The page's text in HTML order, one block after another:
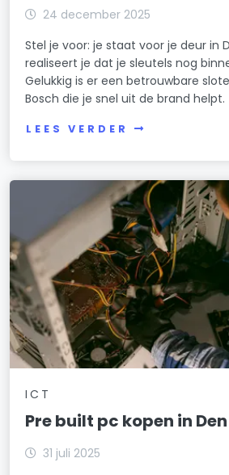
24 december 2025
Stel je voor: je staat voor je deur in
realiseert je dat je sleutels nog
Gelukkig is er een betrouwbare
Bosch die je snel uit de brand helpt.
LEES VERDER
ICT
Pre built pc kopen in
31 juli 2025